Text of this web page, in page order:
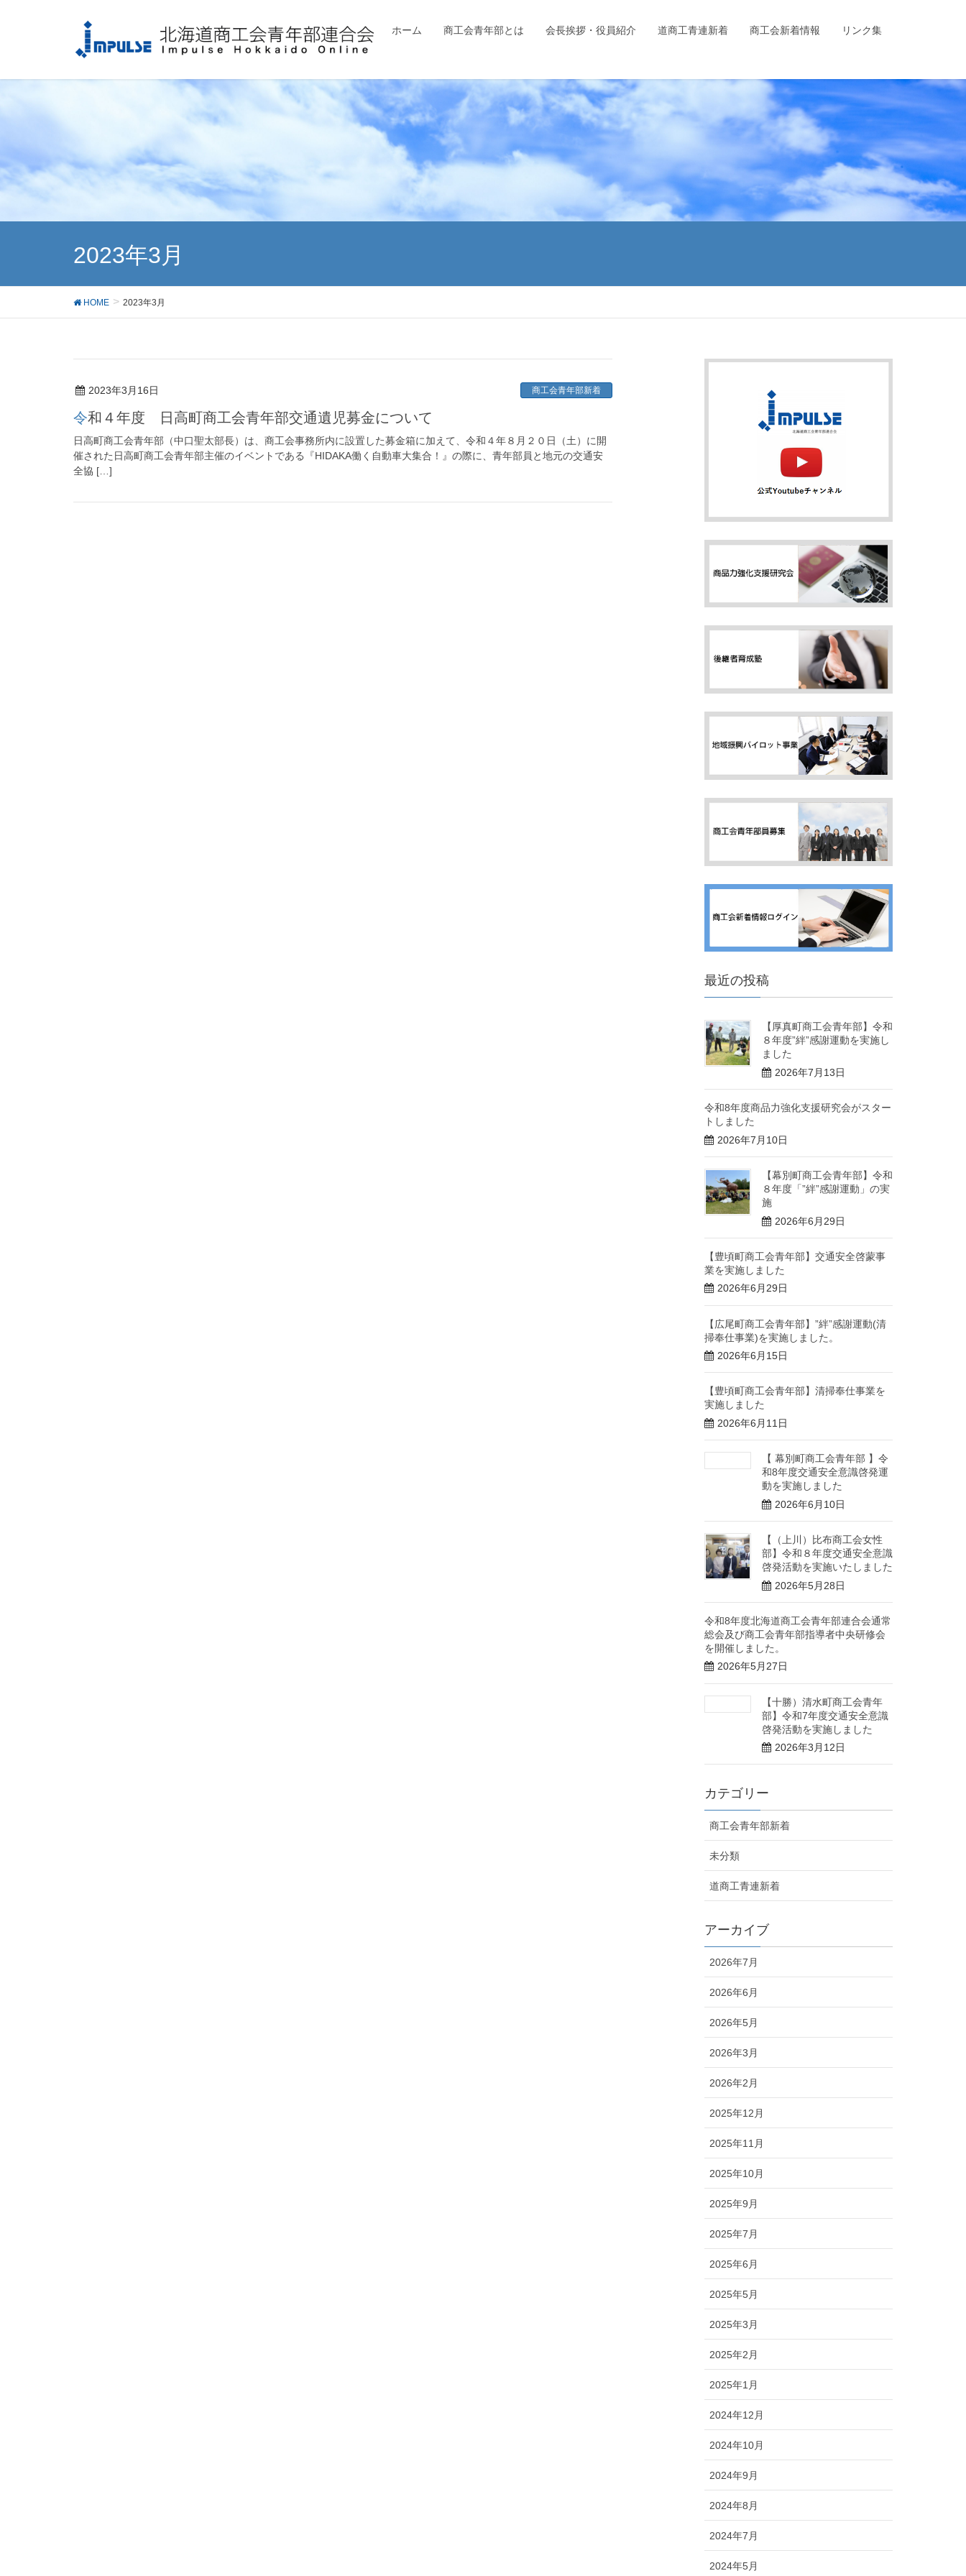
ホーム 商工会青年部とは 会長挨拶・役員紹介 道商工青連新着 商工会新着情報 リンク集
2023年3月
HOME 2023年3月
2023年3月16日 商工会青年部新着
令和４年度 日高町商工会青年部交通遺児募金について
日高町商工会青年部（中口聖太部長）は、商工会事務所内に設置した募金箱に加えて、令和４年８月２０日（土）に開
催された日高町商工会青年部主催のイベントである『HIDAKA働く自動車大集合！』の際に、青年部員と地元の交通安
全協 […]
最近の投稿
【厚真町商工会青年部】令和
８年度”絆”感謝運動を実施し
ました
2026年7月13日
令和8年度商品力強化支援研究会がスター
トしました
2026年7月10日
【幕別町商工会青年部】令和
８年度「”絆”感謝運動」の実
施
2026年6月29日
【豊頃町商工会青年部】交通安全啓蒙事
業を実施しました
2026年6月29日
【広尾町商工会青年部】”絆”感謝運動(清
掃奉仕事業)を実施しました。
2026年6月15日
【豊頃町商工会青年部】清掃奉仕事業を
実施しました
2026年6月11日
【 幕別町商工会青年部 】令
和8年度交通安全意識啓発運
動を実施しました
2026年6月10日
【（上川）比布商工会女性
部】令和８年度交通安全意識
啓発活動を実施いたしました
2026年5月28日
令和8年度北海道商工会青年部連合会通常
総会及び商工会青年部指導者中央研修会
を開催しました。
2026年5月27日
【十勝）清水町商工会青年
部】令和7年度交通安全意識
啓発活動を実施しました
2026年3月12日
カテゴリー
商工会青年部新着
未分類
道商工青連新着
アーカイブ
2026年7月
2026年6月
2026年5月
2026年3月
2026年2月
2025年12月
2025年11月
2025年10月
2025年9月
2025年7月
2025年6月
2025年5月
2025年3月
2025年2月
2025年1月
2024年12月
2024年10月
2024年9月
2024年8月
2024年7月
2024年5月